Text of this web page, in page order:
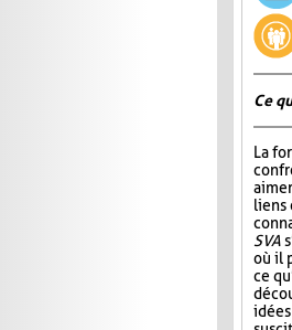
Ce
La
liens
SVA
où il
ce